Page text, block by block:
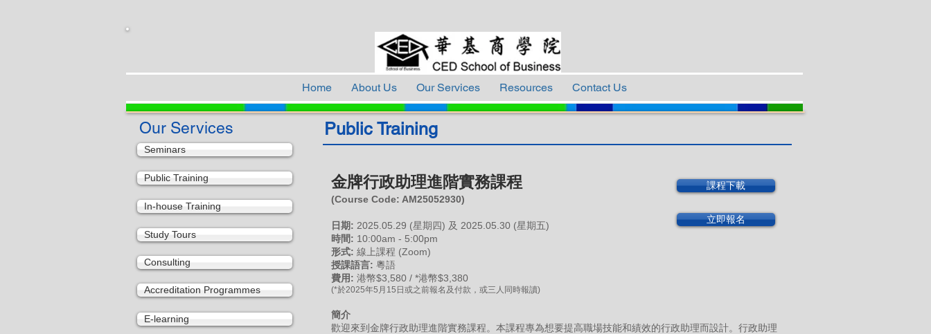
Home About Us Our Services Resources Contact Us
Our Services
Seminars
Public Training
In-house Training
Study Tours
Consulting
Accreditation Programmes
E-learning
Public Training
金牌行政助理進階實務課程
(Course Code: AM25052930)
日期: 2025 .05 .29 (星期四) 及 2025.05.30 (星期五)
時間: 10:00am - 5:00pm
形式: 線上課程 (Zoom)
授課語言: 粵語
費用: 港幣$3,580 / *港幣$3,380
(*於2025年5月15日或之前報名及付款，或三人同時報讀)
簡介
歡迎來到金牌行政助理進階實務課程。本課程專為想要提高職場技能和績效的行政助理而設計。行政助理
課程下載
立即報名